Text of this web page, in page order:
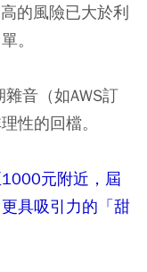
的風險已大於利
。
音（如AWS訂
性的回檔。
元附近，屆
具吸引力的「甜